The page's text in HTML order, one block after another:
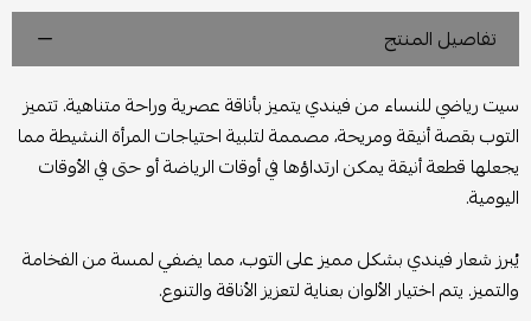
تفاصيل المنتج
سيت رياضي للنساء من فيندي يتميز بأناقة عصرية وراحة متناهية. تتميز
التوب بقصة أنيقة ومريحة، مصممة لتلبية احتياجات المرأة النشيطة مما
يجعلها قطعة أنيقة يمكن ارتداؤها في أوقات الرياضة أو حتى في الأوقات
اليومية.
يُبرز شعار فيندي بشكل مميز على التوب، مما يضفي لمسة من الفخامة
والتميز. يتم اختيار الألوان بعناية لتعزيز الأناقة والتنوع.